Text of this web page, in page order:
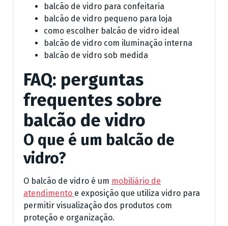
balcão de vidro para confeitaria
balcão de vidro pequeno para loja
como escolher balcão de vidro ideal
balcão de vidro com iluminação interna
balcão de vidro sob medida
FAQ: perguntas
frequentes sobre
balcão de vidro
O que é um balcão de
vidro?
O balcão de vidro é um mobiliário de
atendimento e exposição que utiliza vidro para
permitir visualização dos produtos com
proteção e organização.